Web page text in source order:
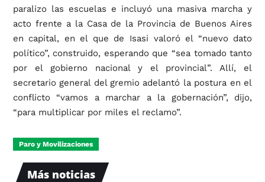
paralizo las escuelas e incluyó una masiva marcha y
acto frente a la Casa de la Provincia de Buenos Aires
en capital, en el que de Isasi valoró el “nuevo dato
político”, construido, esperando que “sea tomado tanto
por el gobierno nacional y el provincial”. Allí, el
secretario general del gremio adelantó la postura en el
conflicto “vamos a marchar a la gobernación”, dijo,
“para multiplicar por miles el reclamo”.
Paro y Movilizaciones
Más noticias